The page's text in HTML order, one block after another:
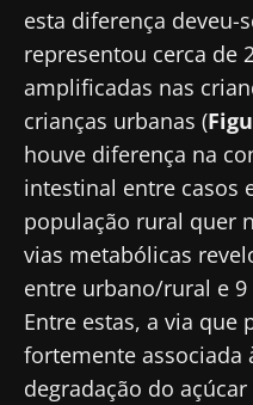
esta diferença deveu-
representou cerca de
amplificadas nas
crianças urbanas (
houve diferença na
intestinal entre casos
população rural quer
vias metabólicas
entre urbano/rural e
Entre estas, a via que
fortemente associada
degradação do